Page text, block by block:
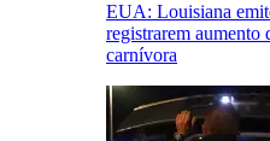
EUA: Louisiana
registrarem aumento
carnívora